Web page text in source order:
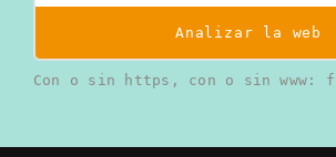
Analizar la web
Con o sin https, con o sin www: